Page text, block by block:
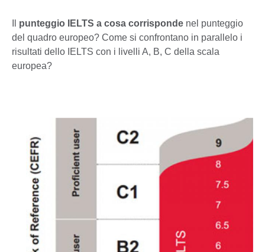
punteggio IELTS a cosa corrisponde nel punteggio
del quadro europeo? Come si confrontano in parallelo i
risultati dello IELTS con i livelli A, B, C della scala
europea?